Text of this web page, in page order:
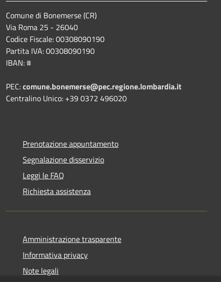
Comune di Bonemerse (CR)
Via Roma 25 - 26040
Codice Fiscale: 00308090190
Partita IVA: 00308090190
IBAN: #
PEC:comune.bonemerse@pec.regione.lombardia.it
Centralino Unico: +39 0372 496020
Prenotazione appuntamento
Segnalazione disservizio
Leggi le FAQ
Richiesta assistenza
Amministrazione trasparente
Informativa privacy
Note legali